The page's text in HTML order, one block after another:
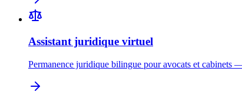
Assistant juridique virtuel
Permanence juridique bilingue pour avocats et cabinets